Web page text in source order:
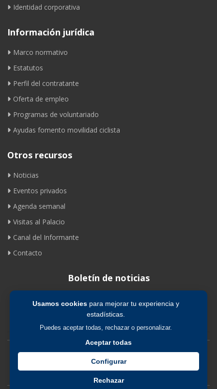
Usamos cookiespara mejorar tu experiencia y
estadísticas.
Puedes aceptar todas, rechazar o personalizar.
Aceptar todas
Configurar
Rechazar
Identidad corporativa
Información jurídica
Marco normativo
Estatutos
Perfil del contratante
Oferta de empleo
Programas de voluntariado
Ayudas fomento movilidad ciclista
Otros recursos
Noticias
Eventos privados
Agenda semanal
Visitas al Palacio
Canal del Informante
Contacto
Boletín de noticias
Suscribirse
Avíso legal | Política de privacidad | Política de cookies